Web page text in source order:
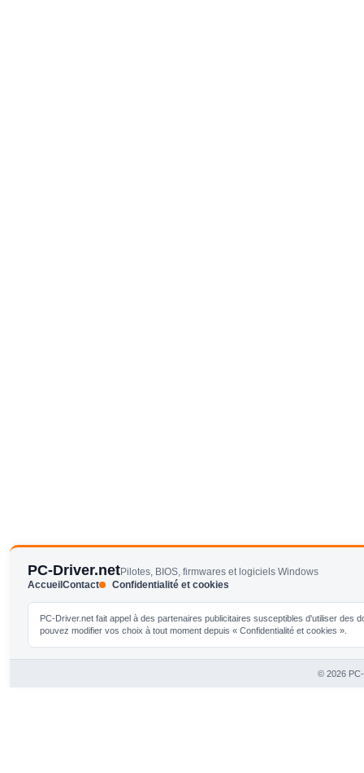
PC-Driver.netPilotes, BIOS, firmwares et logiciels Windows
AccueilContact Confidentialité et cookies
PC-Driver.net fait appel à des partenaires publicitaires susceptibles d'utiliser
pouvez modifier vos choix à tout moment depuis « Confidentialité et cookies ».
© 2026